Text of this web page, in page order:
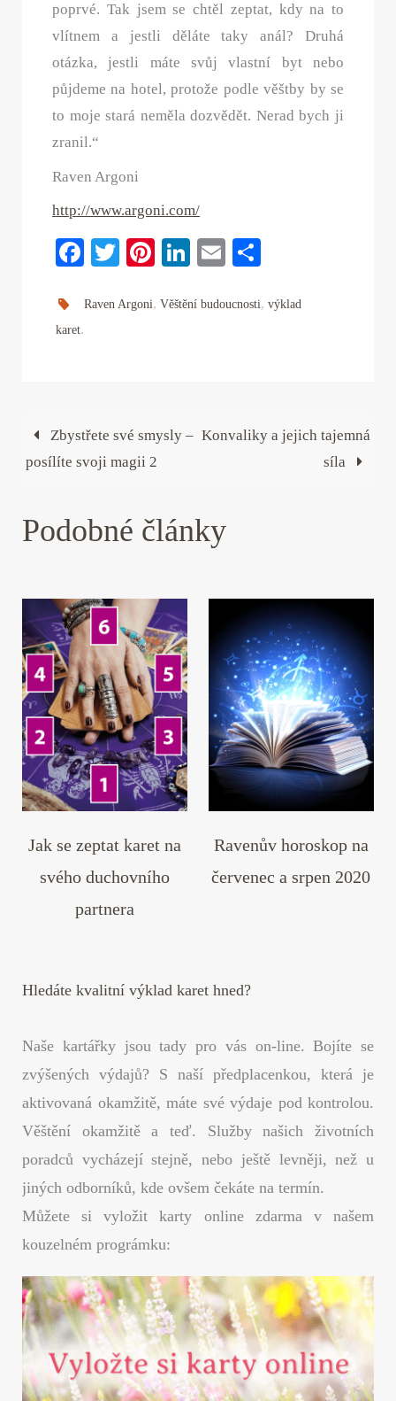
poprvé. Tak jsem se chtěl zeptat, kdy na to
vlítnem a jestli děláte taky anál? Druhá
otázka, jestli máte svůj vlastní byt nebo
půjdeme na hotel, protože podle věštby by se
to moje stará neměla dozvědět. Nerad bych ji
zranil.“
Raven Argoni
http://www.argoni.com/
Fa
bo
T
tte
Pi
er
Li
ed
E
ail re
Raven Argoni, Věštění budoucnosti, výklad
karet.
Zbystřete své smysly –
posílíte svoji magii 2
Konvaliky a jejich tajemná
síla
Podobné články
Ravenův horoskop na
červenec a srpen 2020
Jak se zeptat karet na
svého duchovního
partnera
Hledáte kvalitní výklad karet hned?
Naše kartářky jsou tady pro vás on-line. Bojíte se
zvýšených výdajů? S naší předplacenkou, která je
aktivovaná okamžitě, máte své výdaje pod kontrolou.
Věštění okamžitě a teď. Služby našich životních
poradců vycházejí stejně, nebo ještě levněji, než u
jiných odborníků, kde ovšem čekáte na termín.
Můžete si vyložit karty online zdarma v našem
kouzelném prográmku: